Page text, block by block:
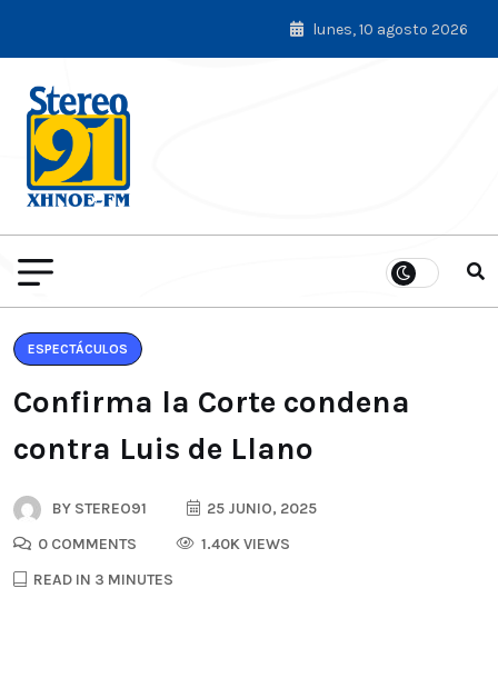
lunes, 10 agosto 2026
ESPECTÁCULOS
Confirma la Corte condena
contra Luis de Llano
BY STEREO91
25 JUNIO, 2025
0 COMMENTS
1.40K VIEWS
READ IN 3 MINUTES